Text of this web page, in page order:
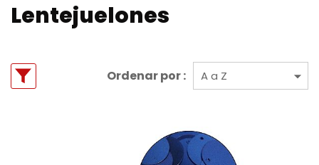
Lentejuelones
Ordenar por :